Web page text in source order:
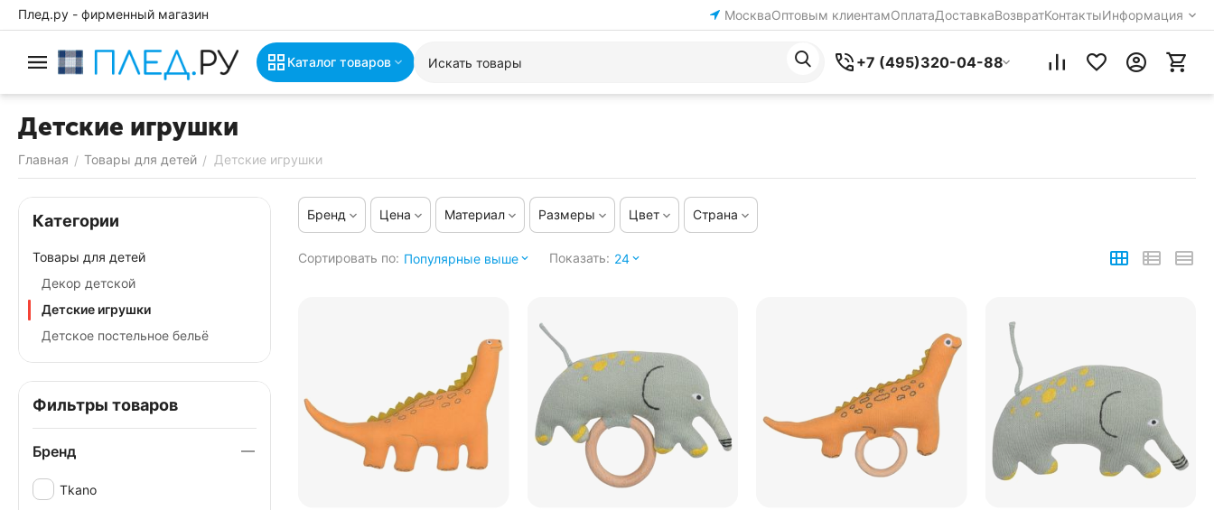
Плед.ру - фирменный магазин МоскваОптовым клиентамОплатаДоставкаВозвратКонтактыИнформация
Каталог товаров +7 (495)320-04-88
Детские игрушки
Главная / Товары для детей / Детские игрушки
Бренд Цена Материал Размеры Цвет Страна
Сортировать по: Популярные выше Показать: 24
Категории
Товары для детей
Декор детской
Детские игрушки
Детское постельное бельё
Фильтры товаров
Бренд
Tkano